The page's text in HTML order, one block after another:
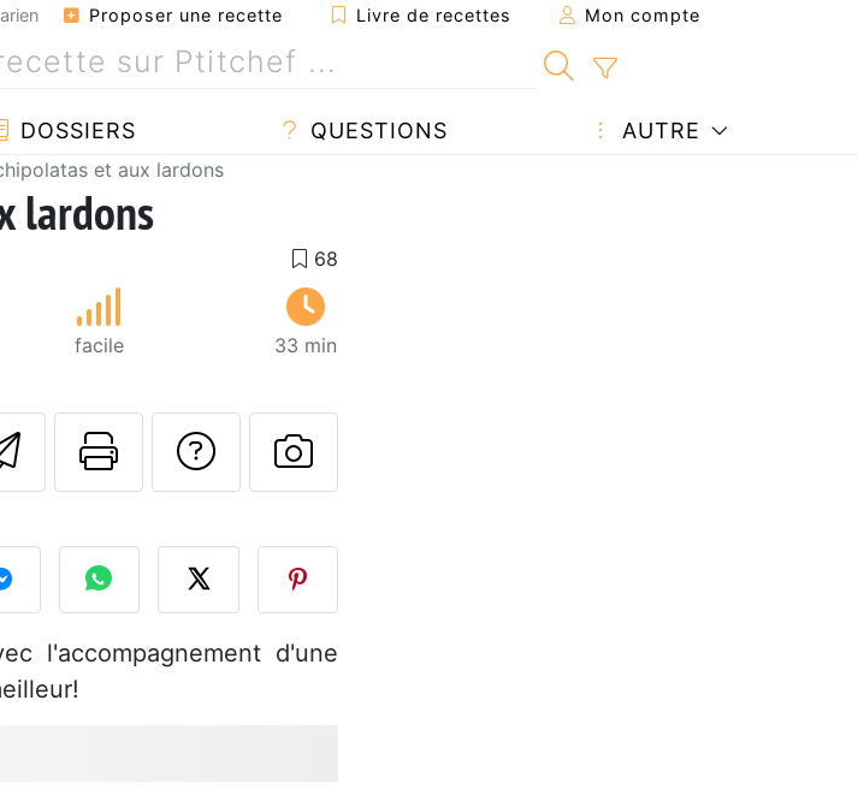
Proposer une recette Livre de recettes Mon compte
DOSSIERS QUESTIONS AUTRE
et aux lardons
lardons
facile 33 min
Envoyer cette recette à un ami
Imprimer cette page
Poser une question à l'auteur
Publier votre photo de cette
l'accompagnement d'une